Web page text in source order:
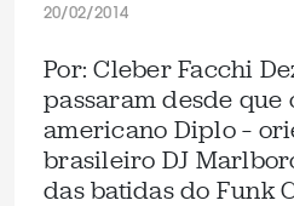
20/02/2014
Por: Cleber Facchi
passaram desde
americano Diplo –
brasileiro DJ
das batidas do Funk